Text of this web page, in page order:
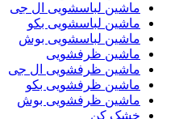
ماشین لباسشویی ال جی
ماشین لباسشویی بکو
ماشین لباسشویی بوش
ماشین ظرفشویی
ماشین ظرفشویی ال جی
ماشین ظرفشویی بکو
ماشین ظرفشویی بوش
خشک کن